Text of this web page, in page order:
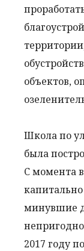
объектов,
Школа по
была
С момента
минувшие
2017 году